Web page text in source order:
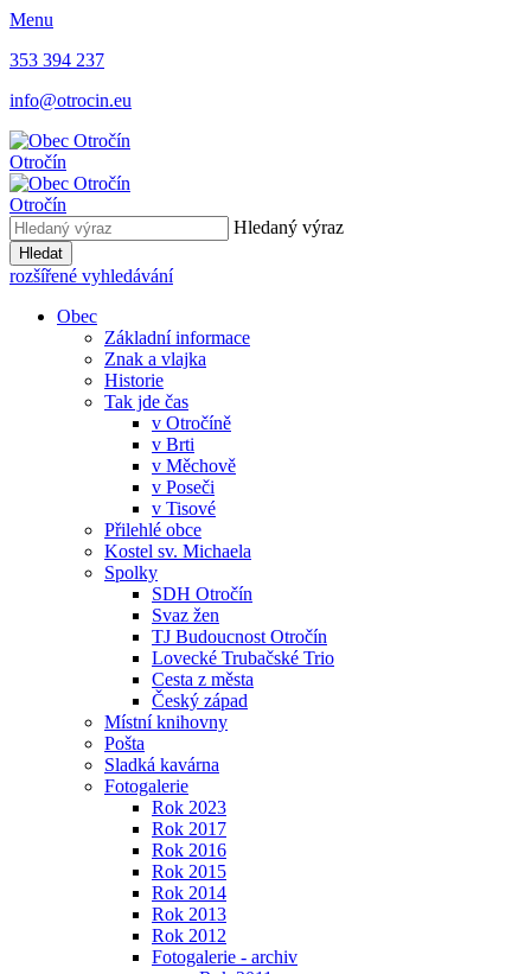
Menu
353 394 237
info@otrocin.eu
Otročín
Otročín
Hledaný výraz
Hledat
rozšířené vyhledávání
Obec
Základní informace
Znak a vlajka
Historie
Tak jde čas
v Otročíně
v Brti
v Měchově
v Poseči
v Tisové
Přilehlé obce
Kostel sv. Michaela
Spolky
SDH Otročín
Svaz žen
TJ Budoucnost Otročín
Lovecké Trubačské Trio
Cesta z města
Český západ
Místní knihovny
Pošta
Sladká kavárna
Fotogalerie
Rok 2023
Rok 2017
Rok 2016
Rok 2015
Rok 2014
Rok 2013
Rok 2012
Fotogalerie - archiv